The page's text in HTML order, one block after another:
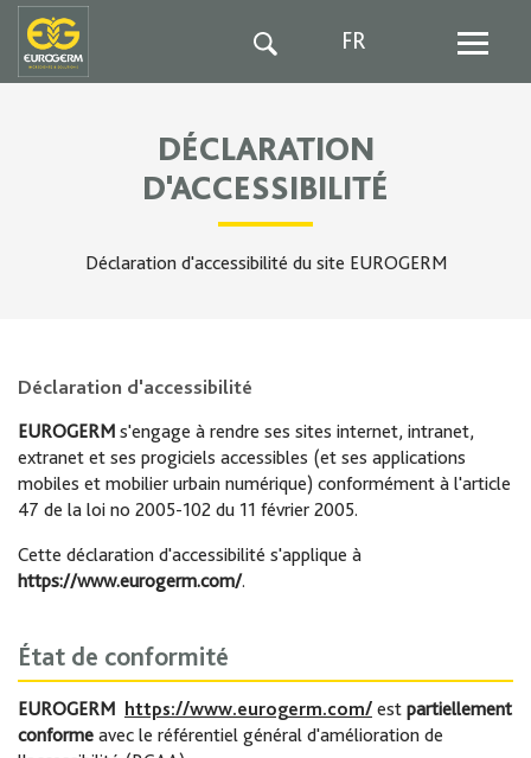
FR
DÉCLARATION
D'ACCESSIBILITÉ
Déclaration d'accessibilité du site EUROGERM
Déclaration d'accessibilité
EUROGERM s'engage à rendre ses sites internet, intranet,
extranet et ses progiciels accessibles (et ses applications
mobiles et mobilier urbain numérique) conformément à l'article
47 de la loi no 2005-102 du 11 février 2005.
Cette déclaration d'accessibilité s'applique à
https://www.eurogerm.com/.
État de conformité
EUROGERM https://www.eurogerm.com/ est partiellement
conforme avec le référentiel général d'amélioration de